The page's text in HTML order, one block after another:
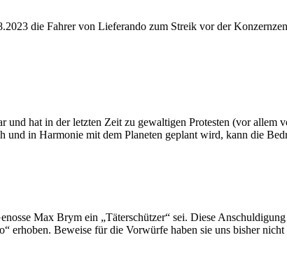
die Fahrer von Lieferando zum Streik vor der
hat in der letzten Zeit zu gewaltigen Protesten (vor allem
in Harmonie mit dem Planeten geplant wird, kann die
Max Brym ein „Täterschützer“ sei. Diese
erhoben. Beweise für die Vorwürfe haben sie uns bisher nicht